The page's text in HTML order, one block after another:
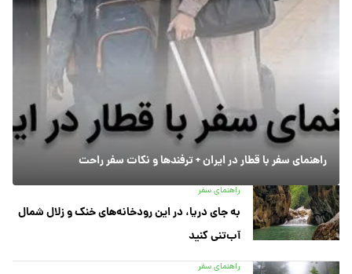
راهنمای سفر با قطار در ایران + ترفندها و نکات سفر راحت
راهنمای سفر
به جای دریا، در این رودخانه‌های خنک و زلال شمال
آب‌تنی کنید
راهنمای سفر